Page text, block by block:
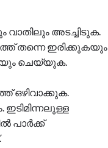
വാതിലും അടച്ചിടുക.
തന്നെ ഇരിക്കുകയും
ചെയ്യുക.
ഒഴിവാക്കുക.
പാർക്ക്